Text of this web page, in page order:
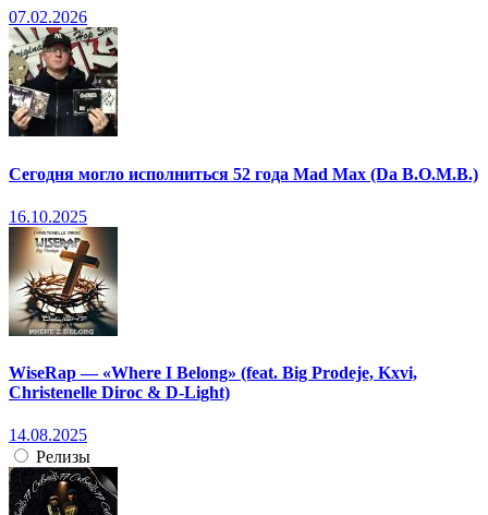
07.02.2026
Сегодня могло исполниться 52 года Mad Max (Da B.O.M.B.)
16.10.2025
WiseRap — «Where I Belong» (feat. Big Prodeje, Kxvi,
Christenelle Diroc & D-Light)
14.08.2025
Релизы